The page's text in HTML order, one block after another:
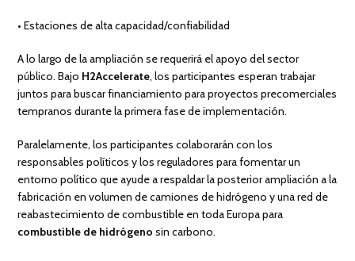
• Estaciones de alta capacidad/confiabilidad
A lo largo de la ampliación se requerirá el apoyo del sector
público. Bajo H2Accelerate, los participantes esperan trabajar
juntos para buscar financiamiento para proyectos precomerciales
tempranos durante la primera fase de implementación.
Paralelamente, los participantes colaborarán con los
responsables políticos y los reguladores para fomentar un
entorno político que ayude a respaldar la posterior ampliación a la
fabricación en volumen de camiones de hidrógeno y una red de
reabastecimiento de combustible en toda Europa para
combustible de hidrógeno sin carbono.